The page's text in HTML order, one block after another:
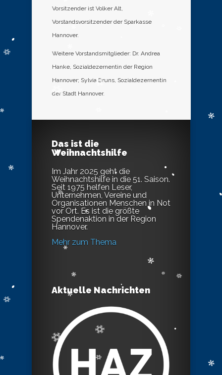
Vorsitzender ist Volker Alt,
Vorstandsvorsitzender der Sparkasse
Hannover.
Weitere Vorstandsmitglieder: Dr. Andrea
Hanke, Sozialdezernentin der Region
Hannover; Sylvia Bruns, Sozialdezernentin
der Stadt Hannover.
Das ist die
Weihnachtshilfe
Im Jahr 2025 geht die
Weihnachtshilfe in die 51. Saison.
Seit 1975 helfen Leser,
Unternehmen, Vereine und
Organisationen Menschen in Not
vor Ort. Es ist die größte
Spendenaktion in der Region
Hannover.
Mehr zum Thema
Aktuelle Nachrichten